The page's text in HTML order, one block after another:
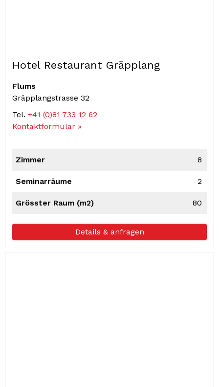
Hotel Restaurant Gräpplang
Flums
Gräpplangstrasse 32
Tel. +41 (0)81 733 12 62
Kontaktformular »
Zimmer 8
Seminarräume 2
Grösster Raum (m2) 80
Details & anfragen